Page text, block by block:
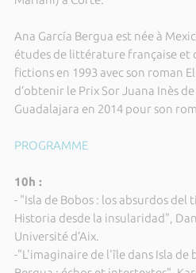
Ana García Bergua est née à
études de littérature française et
fictions en 1993 avec son roman
d’obtenir le Prix Sor Juana Inès
Guadalajara en 2014 pour son
PROGRAMME
10h :
- "Isla de Bobos : los absurdos del
Historia desde la insularidad",
Université d’Aix.
-"L'imaginaire de l'île dans Isla de